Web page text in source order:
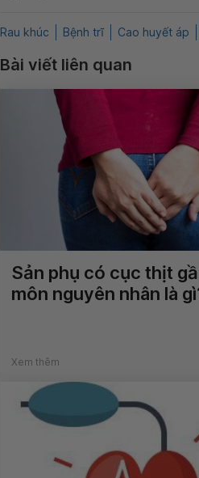
Rau khúc Bệnh trĩ Cao huyết áp
Bài viết liên quan
Sản phụ có cục thịt
môn nguyên nhân là
Xem thêm